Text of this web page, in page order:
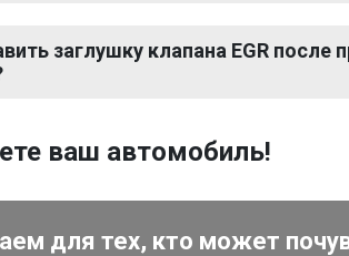
заглушку клапана EGR после
ваш автомобиль!
для тех, кто может